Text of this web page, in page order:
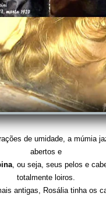
de umidade, a múmia
abertos e
, ou seja, seus pelos e
totalmente loiros.
antigas, Rosália tinha os